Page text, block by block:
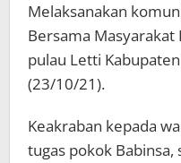
Melaksanakan
Bersama Masyarakat
pulau Letti
(23/10/21).
Keakraban kepada
tugas pokok Babinsa,